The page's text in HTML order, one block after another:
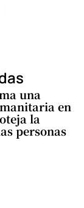
una
en
la
personas